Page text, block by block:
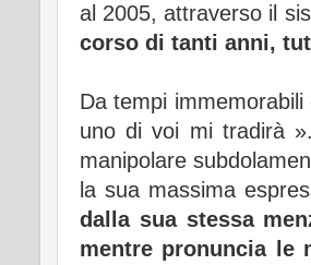
al 2005, attraverso il
corso di tanti anni,
Da tempi
uno di voi mi tradirà
manipolare
la sua massima
dalla sua stessa
mentre pronuncia le